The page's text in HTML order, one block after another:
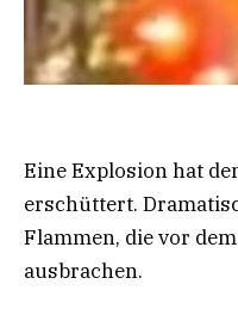
Eine Explosion hat
erschüttert.
Flammen, die vor
ausbrachen.